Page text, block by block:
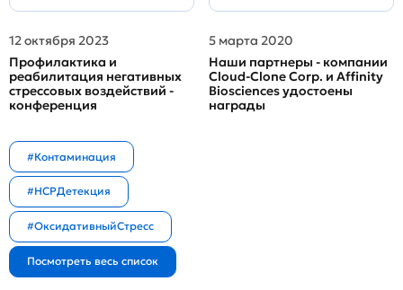
12 октября 2023
Профилактика и
реабилитация негативных
стрессовых воздействий -
конференция
5 марта 2020
Наши партнеры - компании
Cloud-Clone Corp. и Affinity
Biosciences удостоены
награды
#Контаминация
#HCPДетекция
#ОксидативныйСтресс